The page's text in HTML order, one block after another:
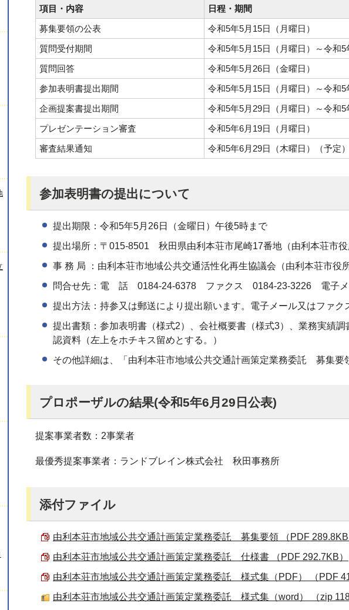
項目・内容
日程・期間
募集要領の公表
令和5年5月15日（月曜日）
質問受付期間
令和5年5月15日（月曜日）～令和5
質問回答
令和5年5月26日（金曜日）
参加表明書提出期間
令和5年5月15日（月曜日）～令和5
企画提案書提出期間
令和5年5月29日（月曜日）～令和5
プレゼンテーション審査
令和5年6月19日（月曜日）
審査結果通知
令和5年6月29日（木曜日）（予定）
参加表明書の提出について
提出期限：令和5年5月26日（金曜日）午後5時まで
提出場所：〒015-8501 秋田県由利本荘市尾崎17番地（由利本荘市役
事 務 局 ：由利本荘市地域公共交通活性化再生協議会（由利本荘市
問合せ先：電 話 0184-24-6378 ファクス 0184-23-3226 電子メ
提出方法：持参又は郵送により提出願います。電子メール又はファク
提出書類：参加表明書（様式2）、会社概要書（様式3）、業務実績
認資料（左上をホチキス留めとする。）
その他詳細は、「由利本荘市地域公共交通計画策定業務委託 募集要
プロポーザルの結果(令和5年6月29日公表)
提案事業者数：2事業者
最優秀提案事業者：ランドブレイン株式会社 秋田事務所
添付ファイル
由利本荘市地域公共交通計画策定業務委託 募集要領 （PDF 289.8KB
由利本荘市地域公共交通計画策定業務委託 仕様書 （PDF 292.7KB）
由利本荘市地域公共交通計画策定業務委託 様式集（PDF） （PDF
由利本荘市地域公共交通計画策定業務委託 様式集（word） （zip